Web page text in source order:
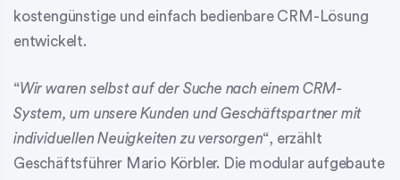
kostengünstige und einfach bedienbare CRM-Lösung
entwickelt.
“Wir waren selbst auf der Suche nach einem CRM-
System, um unsere Kunden und Geschäftspartner mit
individuellen Neuigkeiten zu versorgen“, erzählt
Geschäftsführer Mario Körbler. Die modular aufgebaute